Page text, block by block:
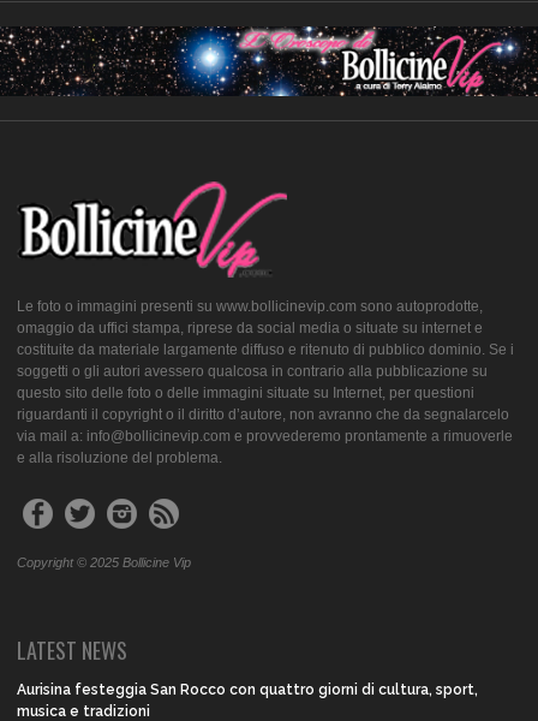
Le foto o immagini presenti su www.bollicinevip.com sono autoprodotte,
omaggio da uffici stampa, riprese da social media o situate su internet e
costituite da materiale largamente diffuso e ritenuto di pubblico dominio. Se i
soggetti o gli autori avessero qualcosa in contrario alla pubblicazione su
questo sito delle foto o delle immagini situate su Internet, per questioni
riguardanti il copyright o il diritto d’autore, non avranno che da segnalarcelo
via mail a: info@bollicinevip.com e provvederemo prontamente a rimuoverle
e alla risoluzione del problema.
Copyright © 2025 Bollicine Vip
LATEST NEWS
Aurisina festeggia San Rocco con quattro giorni di cultura, sport,
musica e tradizioni